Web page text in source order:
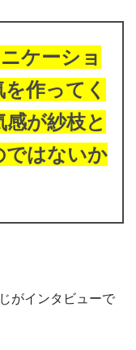
ケーショ
作ってく
が紗枝と
ではないか
がインタビューで